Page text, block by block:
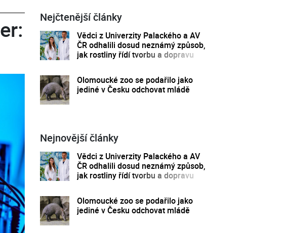
Nejčtenější články
Vědci z Univerzity Palackého a AV
ČR odhalili dosud neznámý způsob,
jak rostliny řídí tvorbu a dopravu
Olomoucké zoo se podařilo jako
jediné v Česku odchovat mládě
Nejnovější články
Vědci z Univerzity Palackého a AV
ČR odhalili dosud neznámý způsob,
jak rostliny řídí tvorbu a dopravu
Olomoucké zoo se podařilo jako
jediné v Česku odchovat mládě